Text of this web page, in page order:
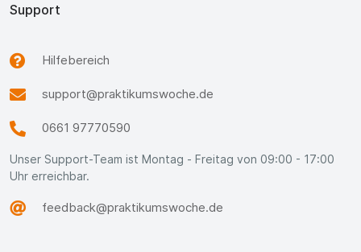
Support
Hilfebereich
support@praktikumswoche.de
0661 97770590
Unser Support-Team ist Montag - Freitag von 09:00 - 17:00
Uhr erreichbar.
feedback@praktikumswoche.de